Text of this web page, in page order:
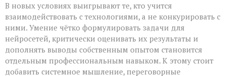
В новых условиях выигрывают те, кто учится
взаимодействовать с технологиями, а не конкурировать с
ними. Умение чётко формулировать задачи для
нейросетей, критически оценивать их результаты и
дополнять выводы собственным опытом становится
отдельным профессиональным навыком. К этому стоит
добавить системное мышление, переговорные